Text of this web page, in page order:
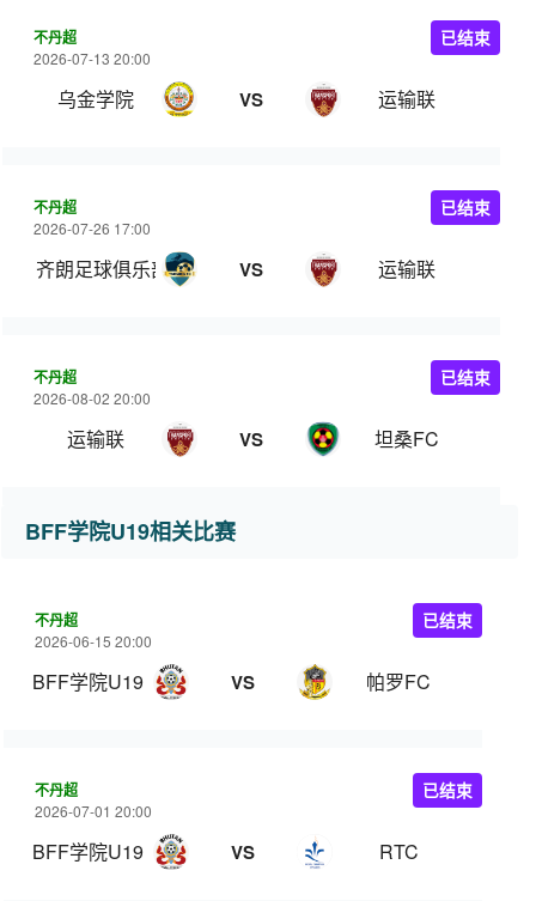
不丹超
2026-07-13 20:00
乌金学院 VS 运输联
已结束
不丹超
2026-07-26 17:00
齐朗足球俱乐部 VS 运输联
已结束
不丹超
2026-08-02 20:00
运输联 VS 坦桑FC
已结束
BFF学院U19相关比赛
不丹超
2026-06-15 20:00
BFF学院U19 VS 帕罗FC
已结束
不丹超
2026-07-01 20:00
BFF学院U19 VS RTC
已结束